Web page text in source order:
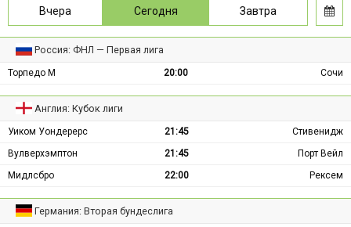
Вчера Сегодня Завтра
Россия: ФНЛ — Первая лига
Торпедо М 20:00 Сочи
Англия: Кубок лиги
Уиком Уондерерс 21:45
Стивенидж
Вулверхэмптон
21:45
Порт Вейл
Мидлсбро
22:00 Рексем
Германия: Вторая бундеслига